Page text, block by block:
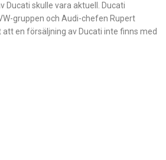
Ducati skulle vara aktuell. Ducati
gruppen och Audi-chefen Rupert
en försäljning av Ducati inte finns med